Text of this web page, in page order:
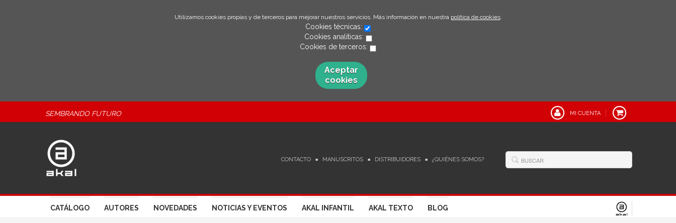
Utilizamos cookies propias y de terceros para mejorar nuestros servicios. Más información en nuestra política de cookies.
Cookies técnicas:
Cookies analíticas:
Cookies de terceros:
Aceptar
cookies
SEMBRANDO FUTURO MI CUENTA
CONTACTO MANUSCRITOS DISTRIBUIDORES ¿QUIÉNES SOMOS?
CATÁLOGO AUTORES NOVEDADES NOTICIAS Y EVENTOS AKAL INFANTIL AKAL TEXTO BLOG